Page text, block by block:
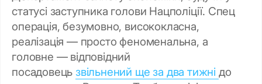
статусі заступника голови Нацполіції. Спец
операція, безумовно, висококласна,
реалізація — просто феноменальна, а
головне — відповідний
посадовецьзвільнений ще за два тижні до